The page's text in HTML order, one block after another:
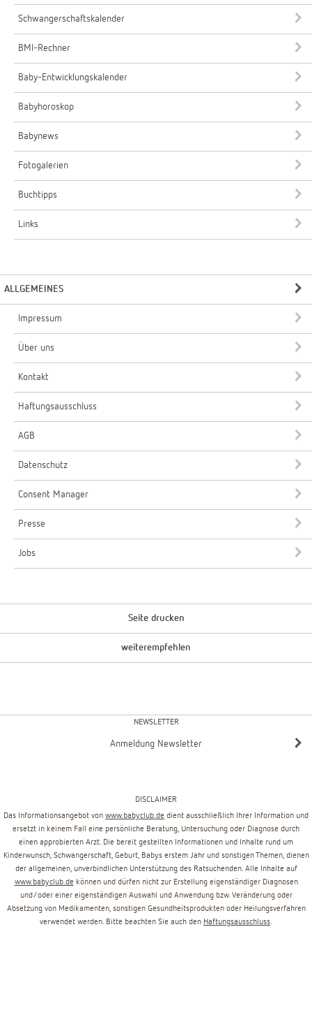
Schwangerschaftskalender
BMI-Rechner
Baby-Entwicklungskalender
Babyhoroskop
Babynews
Fotogalerien
Buchtipps
Links
ALLGEMEINES
Impressum
Über uns
Kontakt
Haftungsausschluss
AGB
Datenschutz
Consent Manager
Presse
Jobs
Seite drucken
weiterempfehlen
NEWSLETTER
Anmeldung Newsletter
DISCLAIMER
Das Informationsangebot von www.babyclub.de dient ausschließlich Ihrer Information und
ersetzt in keinem Fall eine persönliche Beratung, Untersuchung oder Diagnose durch
einen approbierten Arzt. Die bereit gestellten Informationen und Inhalte rund um
Kinderwunsch, Schwangerschaft, Geburt, Babys erstem Jahr und sonstigen Themen, dienen
der allgemeinen, unverbindlichen Unterstützung des Ratsuchenden. Alle Inhalte auf
www.babyclub.de können und dürfen nicht zur Erstellung eigenständiger Diagnosen
und/oder einer eigenständigen Auswahl und Anwendung bzw. Veränderung oder
Absetzung von Medikamenten, sonstigen Gesundheitsprodukten oder Heilungsverfahren
verwendet werden. Bitte beachten Sie auch den Haftungsausschluss.